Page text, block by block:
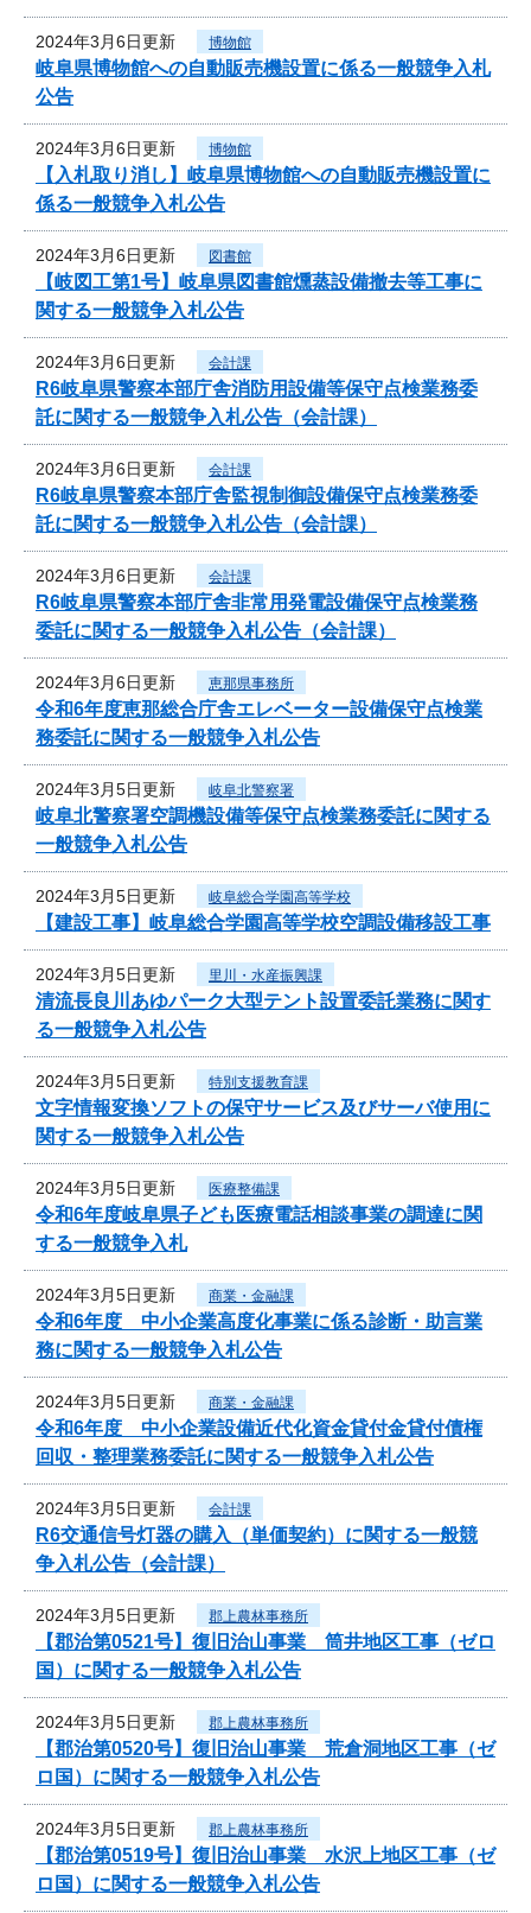
2024年3月6日更新 博物館
岐阜県博物館への自動販売機設置に係る一般競争入札
公告
2024年3月6日更新 博物館
【入札取り消し】岐阜県博物館への自動販売機設置に
係る一般競争入札公告
2024年3月6日更新 図書館
【岐図工第1号】岐阜県図書館燻蒸設備撤去等工事に
関する一般競争入札公告
2024年3月6日更新 会計課
R6岐阜県警察本部庁舎消防用設備等保守点検業務委
託に関する一般競争入札公告（会計課）
2024年3月6日更新 会計課
R6岐阜県警察本部庁舎監視制御設備保守点検業務委
託に関する一般競争入札公告（会計課）
2024年3月6日更新 会計課
R6岐阜県警察本部庁舎非常用発電設備保守点検業務
委託に関する一般競争入札公告（会計課）
2024年3月6日更新 恵那県事務所
令和6年度恵那総合庁舎エレベーター設備保守点検業
務委託に関する一般競争入札公告
2024年3月5日更新 岐阜北警察署
岐阜北警察署空調機設備等保守点検業務委託に関する
一般競争入札公告
2024年3月5日更新 岐阜総合学園高等学校
【建設工事】岐阜総合学園高等学校空調設備移設工事
2024年3月5日更新 里川・水産振興課
清流長良川あゆパーク大型テント設置委託業務に関す
る一般競争入札公告
2024年3月5日更新 特別支援教育課
文字情報変換ソフトの保守サービス及びサーバ使用に
関する一般競争入札公告
2024年3月5日更新 医療整備課
令和6年度岐阜県子ども医療電話相談事業の調達に関
する一般競争入札
2024年3月5日更新 商業・金融課
令和6年度 中小企業高度化事業に係る診断・助言業
務に関する一般競争入札公告
2024年3月5日更新 商業・金融課
令和6年度 中小企業設備近代化資金貸付金貸付債権
回収・整理業務委託に関する一般競争入札公告
2024年3月5日更新 会計課
R6交通信号灯器の購入（単価契約）に関する一般競
争入札公告（会計課）
2024年3月5日更新 郡上農林事務所
【郡治第0521号】復旧治山事業 筒井地区工事（ゼロ
国）に関する一般競争入札公告
2024年3月5日更新 郡上農林事務所
【郡治第0520号】復旧治山事業 荒倉洞地区工事（ゼ
ロ国）に関する一般競争入札公告
2024年3月5日更新 郡上農林事務所
【郡治第0519号】復旧治山事業 水沢上地区工事（ゼ
ロ国）に関する一般競争入札公告